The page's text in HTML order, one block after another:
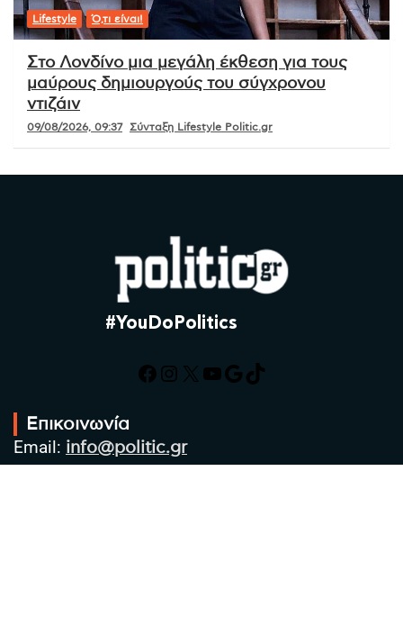
Lifestyle Ό,τι είναι!
Στο Λονδίνο μια μεγάλη έκθεση για τους
μαύρους δημιουργούς του σύγχρονου
ντιζάιν
09/08/2026, 09:37 Σύνταξη Lifestyle Politic.gr
#YouDoPolitics
Facebook
Instagram
X YouTube
Google
TikTok
Επικοινωνία
Email: info@politic.gr
Τηλ: